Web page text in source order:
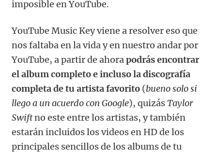
imposible en YouTube.
YouTube Music Key viene a resolver eso que
nos faltaba en la vida y en nuestro andar por
YouTube, a partir de ahorapodrás encontrar
el album completo e incluso la discografía
completa de tu artista favorito (bueno solo si
llego a un acuerdo con Google), quizásTaylor
Swiftno este entre los artistas, y también
estarán incluidos los videos en HD de los
principales sencillos de los albums de tu